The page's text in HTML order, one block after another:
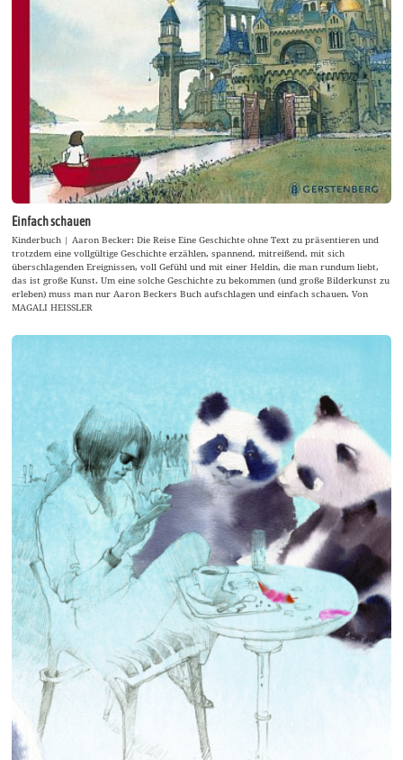
Einfach schauen
Kinderbuch | Aaron Becker: Die Reise Eine Geschichte ohne Text zu präsentieren und
trotzdem eine vollgültige Geschichte erzählen, spannend, mitreißend, mit sich
überschlagenden Ereignissen, voll Gefühl und mit einer Heldin, die man rundum liebt,
das ist große Kunst. Um eine solche Geschichte zu bekommen (und große Bilderkunst zu
erleben) muss man nur Aaron Beckers Buch aufschlagen und einfach schauen. Von
MAGALI HEISSLER